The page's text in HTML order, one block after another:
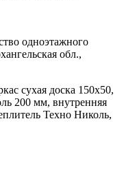
одноэтажного
обл.,
сухая доска 150х50,
200 мм, внутренняя
Техно Николь,